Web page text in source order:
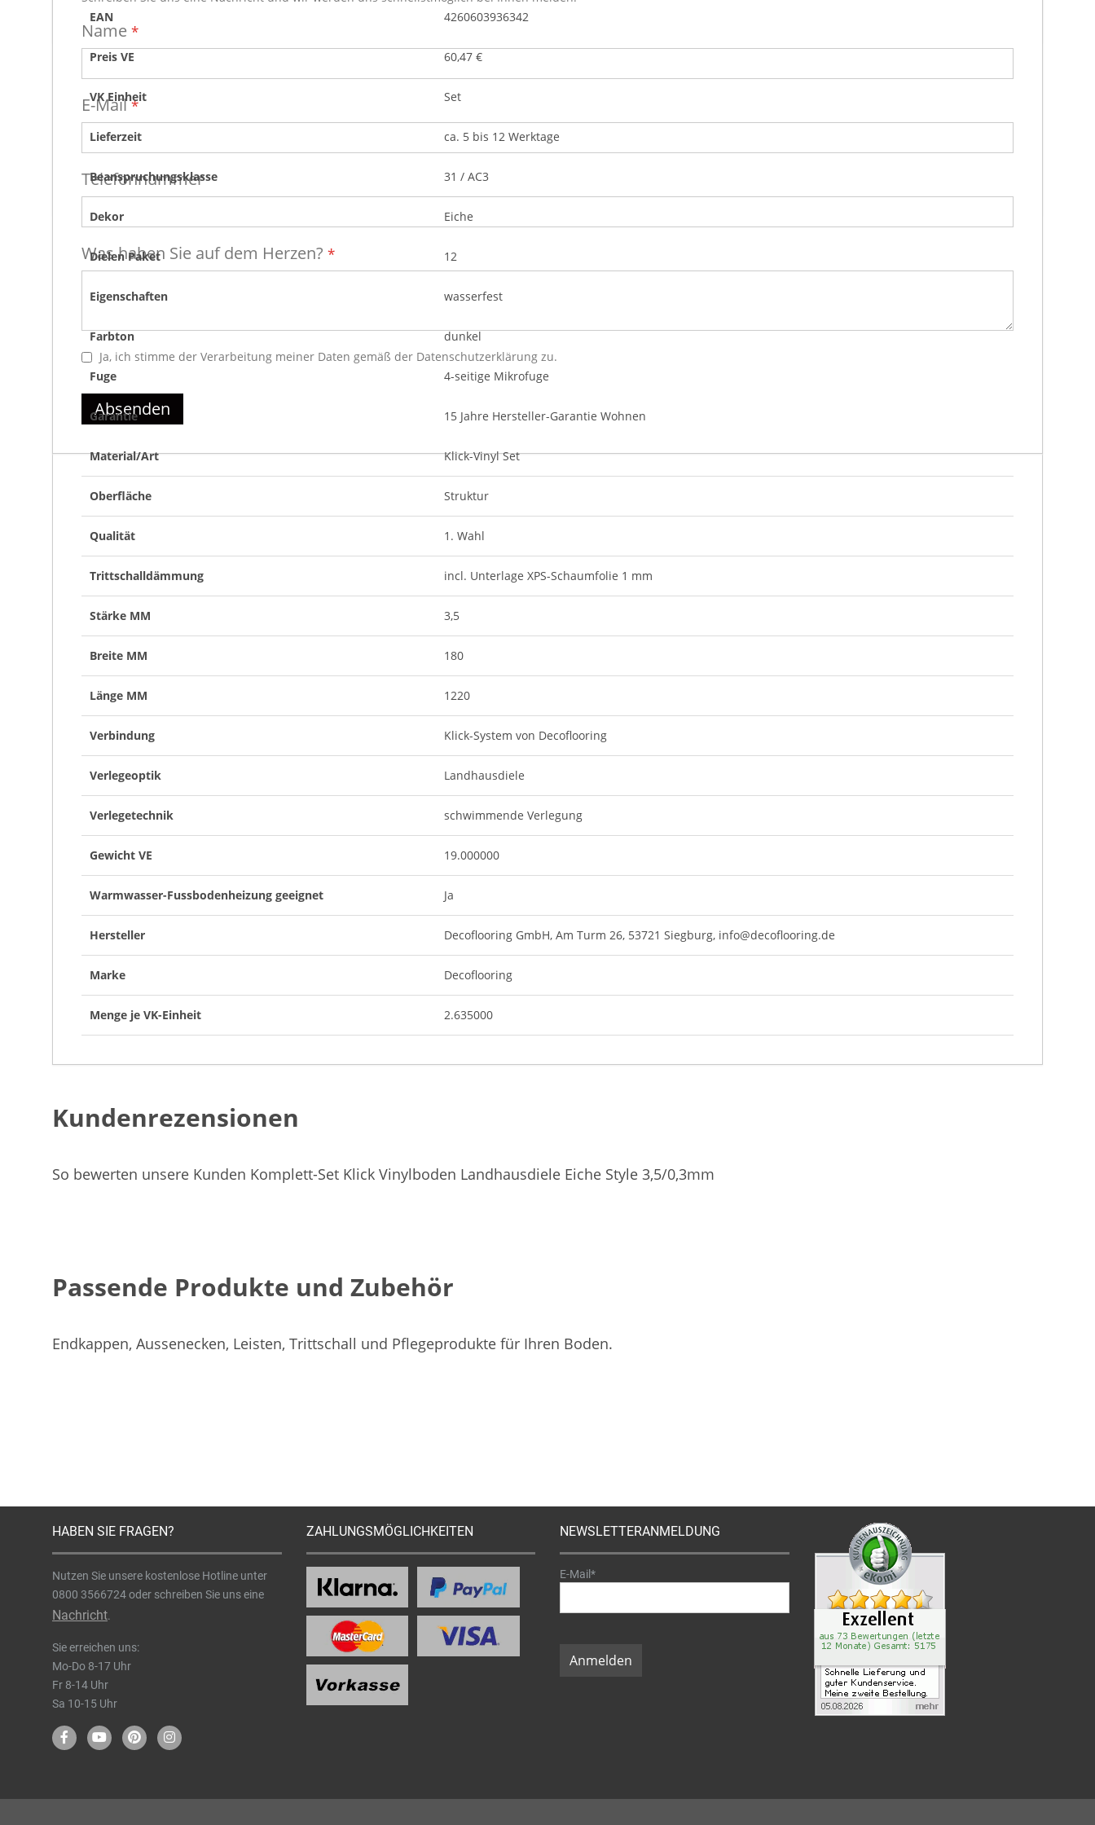
naturgetreue Holzoptik im klassischen Dielenformat
wasserfest
Klick-System Verlegung
Garantie im Wohnbereich 15 Jahre
EAN 4260603936342
Preis VE 60,47 €
VK Einheit Set
Lieferzeit ca. 5 bis 12 Werktage
Beanspruchungsklasse 31 / AC3
Dekor Eiche
Dielen Paket 12
Eigenschaften wasserfest
Farbton dunkel
Fuge 4-seitige Mikrofuge
Garantie 15 Jahre Hersteller-Garantie Wohnen
Material/Art Klick-Vinyl Set
Oberfläche Struktur
Qualität 1. Wahl
Trittschalldämmung incl. Unterlage XPS-Schaumfolie 1 mm
Stärke MM 3,5
Breite MM 180
Länge MM 1220
Verbindung Klick-System von Decoflooring
Verlegeoptik Landhausdiele
Verlegetechnik schwimmende Verlegung
Gewicht VE 19.000000
Warmwasser-Fussbodenheizung geeignet Ja
Hersteller Decoflooring GmbH, Am Turm 26, 53721 Siegburg, info@decoflooring.de
Marke Decoflooring
Menge je VK-Einheit 2.635000
Name
E-Mail
Telefonnummer
Was haben Sie auf dem Herzen?
Ja, ich stimme der Verarbeitung meiner Daten gemäß der Datenschutzerklärungzu.
Absenden
Kundenrezensionen
So bewerten unsere Kunden Komplett-Set Klick Vinylboden Landhausdiele Eiche Style 3,5/0,3mm
Passende Produkte und Zubehör
Endkappen, Aussenecken, Leisten, Trittschall und Pflegeprodukte für Ihren Boden.
HABEN SIE FRAGEN?
Nutzen Sie unsere kostenlose Hotline unter
0800 3566724oder schreiben Sie uns eine
Nachricht.
Sie erreichen uns:
Mo-Do 8-17 Uhr
Fr 8-14 Uhr
Sa 10-15 Uhr
ZAHLUNGSMÖGLICHKEITEN NEWSLETTERANMELDUNG
E-Mail*
Anmelden